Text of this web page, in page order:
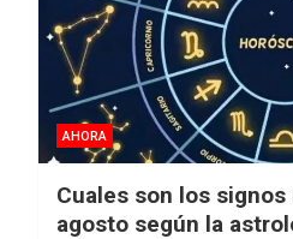
AHORA
Cuales son los
agosto según la